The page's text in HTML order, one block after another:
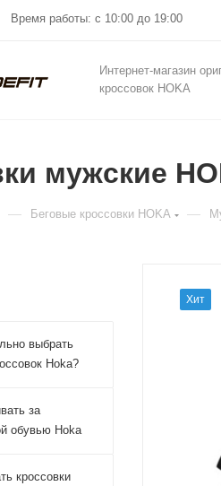
Время работы: с 10:00 до 19:00
Интернет-магазин
кроссовок HOKA
мужские
— Беговые кроссовки HOKA —
Хит
выбрать
Hoka?
за
обувью Hoka
кроссовки